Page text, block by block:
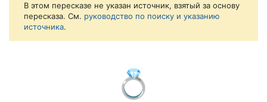
В этом пересказе не указан источник, взятый за основу
пересказа. См. руководство по поиску и указанию
источника.
💍